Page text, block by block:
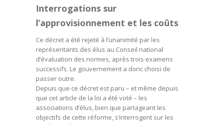
Interrogations sur
l’approvisionnement et les coûts
Ce décret a été rejeté à l’unanimité par les
représentants des élus au Conseil national
d’évaluation des normes, après trois examens
successifs. Le gouvernement a donc choisi de
passer outre.
Depuis que ce décret est paru – et même depuis
que cet article de la loi a été voté – les
associations d’élus, bien que partageant les
objectifs de cette réforme, s’interrogent sur les